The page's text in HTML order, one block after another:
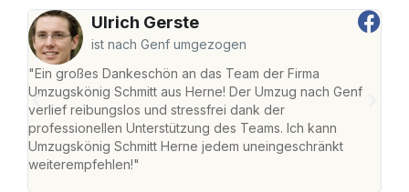
Ulrich Gerste
ist nach Genf umgezogen
"Ein großes Dankeschön an das Team der Firma
Umzugskönig Schmitt aus Herne! Der Umzug nach Genf
verlief reibungslos und stressfrei dank der
professionellen Unterstützung des Teams. Ich kann
Umzugskönig Schmitt Herne jedem uneingeschränkt
weiterempfehlen!"